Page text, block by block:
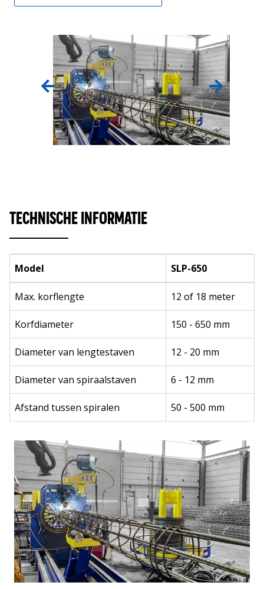
TECHNISCHE INFORMATIE
Model SLP-650
Max. korflengte 12 of 18 meter
Korfdiameter 150 - 650 mm
Diameter van lengtestaven 12 - 20 mm
Diameter van spiraalstaven 6 - 12 mm
Afstand tussen spiralen 50 - 500 mm